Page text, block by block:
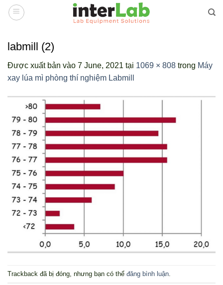
qua
dunglabmill (2)
Được xuất bản vào 7 June, 2021 tại 1069 × 808 trong Máy
xay lúa mì phòng thí nghiệm Labmill
Trackback đã bị đóng, nhưng bạn có thể đăng bình luận